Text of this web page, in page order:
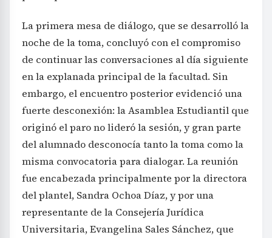
La primera mesa de diálogo, que se desarrolló la
noche de la toma, concluyó con el compromiso
de continuar las conversaciones al día siguiente
en la explanada principal de la facultad. Sin
embargo, el encuentro posterior evidenció una
fuerte desconexión: la Asamblea Estudiantil que
originó el paro no lideró la sesión, y gran parte
del alumnado desconocía tanto la toma como la
misma convocatoria para dialogar. La reunión
fue encabezada principalmente por la directora
del plantel, Sandra Ochoa Díaz, y por una
representante de la Consejería Jurídica
Universitaria, Evangelina Sales Sánchez, que